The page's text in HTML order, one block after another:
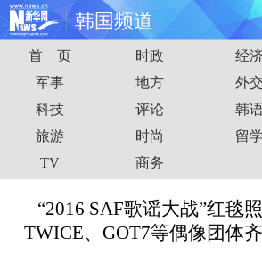
韩国频道
首页 时政 国际
娱乐 体育 人
时尚 思客
港澳 台湾 华
能源 房产
首 页 时政 经
军事
地方 外交
科技
评论 韩
旅游
时尚 留学
TV
商务
“2016 SAF歌谣大战”红毯
TWICE、GOT7等偶像团体